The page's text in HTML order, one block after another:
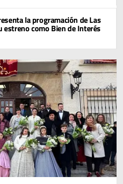
la programación de Las
estreno como Bien de Interés